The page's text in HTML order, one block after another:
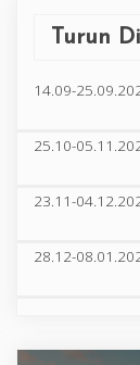
Turun
14.09-
25.10-
23.11-
28.12-